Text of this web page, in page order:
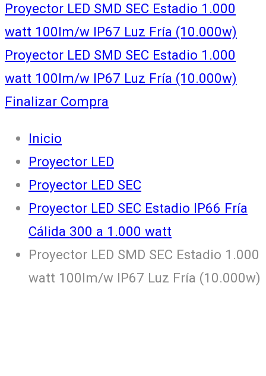
Proyector LED SMD SEC Estadio 1.000
watt 100lm/w IP67 Luz Fría (10.000w)
Proyector LED SMD SEC Estadio 1.000
watt 100lm/w IP67 Luz Fría (10.000w)
Finalizar Compra
Inicio
Proyector LED
Proyector LED SEC
Proyector LED SEC Estadio IP66 Fría
Cálida 300 a 1.000 watt
Proyector LED SMD SEC Estadio 1.000
watt 100lm/w IP67 Luz Fría (10.000w)